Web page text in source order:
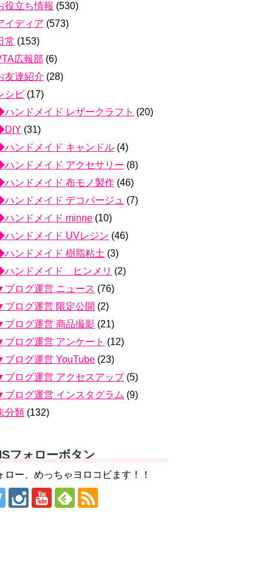
役立ち情報 (530)
イディア (573)
常 (153)
広報部 (6)
友達紹介 (28)
シピ (17)
ンドメイド レザークラフト (20)
(31)
ンドメイド キャンドル (4)
ンドメイド アクセサリー (8)
ンドメイド 布モノ製作 (46)
ンドメイド デコパージュ (7)
ンドメイド minne (10)
ンドメイド UVレジン (46)
ンドメイド 樹脂粘土 (3)
ンドメイド ヒンメリ (2)
ブログ運営 ニュース (76)
ブログ運営 限定公開 (2)
ブログ運営 商品撮影 (21)
ブログ運営 アンケート (12)
ブログ運営 YouTube (23)
ブログ運営 アクセスアップ(5)
ブログ運営 インスタグラム (9)
分類 (132)
フォローボタン
ロー、めっちゃヨロコビます！！